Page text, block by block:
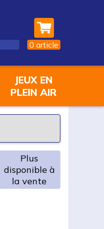
0 article
JEUX EN
PLEIN AIR
Plus
disponible à
la vente